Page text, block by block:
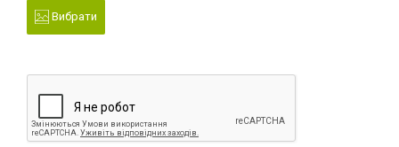
Вибрати